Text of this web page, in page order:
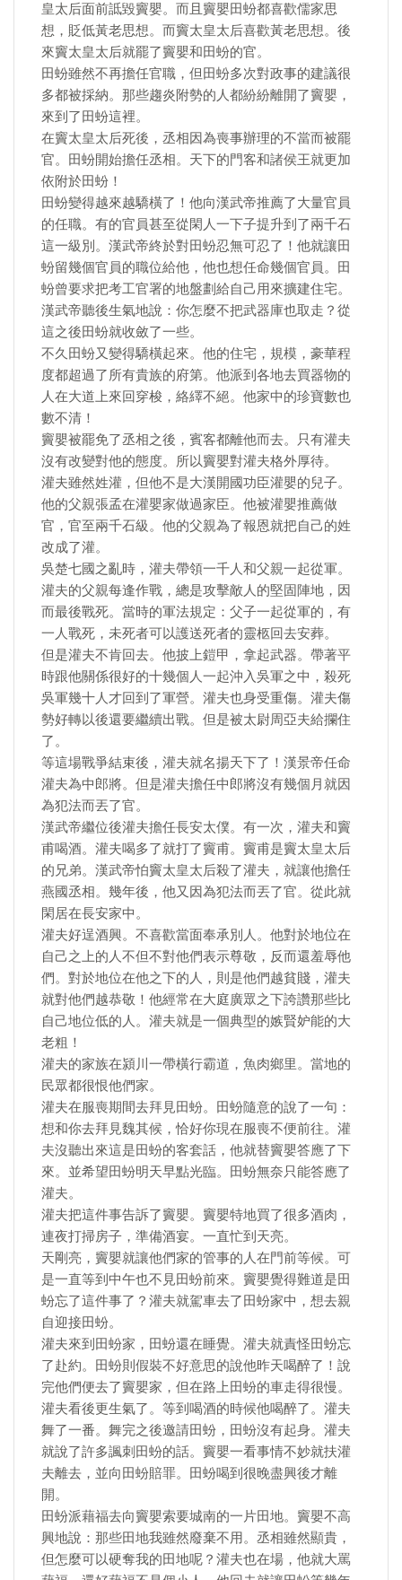
皇太后面前詆毀竇嬰。而且竇嬰田蚡都喜歡儒家思
想，貶低黃老思想。而竇太皇太后喜歡黃老思想。後
來竇太皇太后就罷了竇嬰和田蚡的官。
田蚡雖然不再擔任官職，但田蚡多次對政事的建議很
多都被採納。那些趨炎附勢的人都紛紛離開了竇嬰，
來到了田蚡這裡。
在竇太皇太后死後，丞相因為喪事辦理的不當而被罷
官。田蚡開始擔任丞相。天下的門客和諸侯王就更加
依附於田蚡！
田蚡變得越來越驕橫了！他向漢武帝推薦了大量官員
的任職。有的官員甚至從閑人一下子提升到了兩千石
這一級別。漢武帝終於對田蚡忍無可忍了！他就讓田
蚡留幾個官員的職位給他，他也想任命幾個官員。田
蚡曾要求把考工官署的地盤劃給自己用來擴建住宅。
漢武帝聽後生氣地說：你怎麼不把武器庫也取走？從
這之後田蚡就收斂了一些。
不久田蚡又變得驕橫起來。他的住宅，規模，豪華程
度都超過了所有貴族的府第。他派到各地去買器物的
人在大道上來回穿梭，絡繹不絕。他家中的珍寶數也
數不清！
竇嬰被罷免了丞相之後，賓客都離他而去。只有灌夫
沒有改變對他的態度。所以竇嬰對灌夫格外厚待。
灌夫雖然姓灌，但他不是大漢開國功臣灌嬰的兒子。
他的父親張孟在灌嬰家做過家臣。他被灌嬰推薦做
官，官至兩千石級。他的父親為了報恩就把自己的姓
改成了灌。
吳楚七國之亂時，灌夫帶領一千人和父親一起從軍。
灌夫的父親每逢作戰，總是攻擊敵人的堅固陣地，因
而最後戰死。當時的軍法規定：父子一起從軍的，有
一人戰死，未死者可以護送死者的靈柩回去安葬。
但是灌夫不肯回去。他披上鎧甲，拿起武器。帶著平
時跟他關係很好的十幾個人一起沖入吳軍之中，殺死
吳軍幾十人才回到了軍營。灌夫也身受重傷。灌夫傷
勢好轉以後還要繼續出戰。但是被太尉周亞夫給攔住
了。
等這場戰爭結束後，灌夫就名揚天下了！漢景帝任命
灌夫為中郎將。但是灌夫擔任中郎將沒有幾個月就因
為犯法而丟了官。
漢武帝繼位後灌夫擔任長安太僕。有一次，灌夫和竇
甫喝酒。灌夫喝多了就打了竇甫。竇甫是竇太皇太后
的兄弟。漢武帝怕竇太皇太后殺了灌夫，就讓他擔任
燕國丞相。幾年後，他又因為犯法而丟了官。從此就
閑居在長安家中。
灌夫好逞酒興。不喜歡當面奉承別人。他對於地位在
自己之上的人不但不對他們表示尊敬，反而還羞辱他
們。對於地位在他之下的人，則是他們越貧賤，灌夫
就對他們越恭敬！他經常在大庭廣眾之下誇讚那些比
自己地位低的人。灌夫就是一個典型的嫉賢妒能的大
老粗！
灌夫的家族在潁川一帶橫行霸道，魚肉鄉里。當地的
民眾都很恨他們家。
灌夫在服喪期間去拜見田蚡。田蚡隨意的說了一句：
想和你去拜見魏其候，恰好你現在服喪不便前往。灌
夫沒聽出來這是田蚡的客套話，他就替竇嬰答應了下
來。並希望田蚡明天早點光臨。田蚡無奈只能答應了
灌夫。
灌夫把這件事告訴了竇嬰。竇嬰特地買了很多酒肉，
連夜打掃房子，準備酒宴。一直忙到天亮。
天剛亮，竇嬰就讓他們家的管事的人在門前等候。可
是一直等到中午也不見田蚡前來。竇嬰覺得難道是田
蚡忘了這件事了？灌夫就駕車去了田蚡家中，想去親
自迎接田蚡。
灌夫來到田蚡家，田蚡還在睡覺。灌夫就責怪田蚡忘
了赴約。田蚡則假裝不好意思的說他昨天喝醉了！說
完他們便去了竇嬰家，但在路上田蚡的車走得很慢。
灌夫看後更生氣了。等到喝酒的時候他喝醉了。灌夫
舞了一番。舞完之後邀請田蚡，田蚡沒有起身。灌夫
就說了許多諷刺田蚡的話。竇嬰一看事情不妙就扶灌
夫離去，並向田蚡賠罪。田蚡喝到很晚盡興後才離
開。
田蚡派藉福去向竇嬰索要城南的一片田地。竇嬰不高
興地說：那些田地我雖然廢棄不用。丞相雖然顯貴，
但怎麼可以硬奪我的田地呢？灌夫也在場，他就大罵